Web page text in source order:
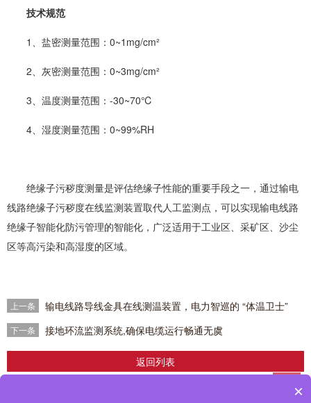
技术规范
1、盐密测量范围：0~1mg/cm²
2、灰密测量范围：0~3mg/cm²
3、温度测量范围：-30~70℃
4、湿度测量范围：0~99%RH
绝缘子污秽度测量是评估绝缘子性能的重要手段之一，通过输电
线路绝缘子污秽度在线监测装置取代人工监测点，可以实现输电线路
绝缘子智能化防污管理的智能化，广泛适用于工业区、采矿区、沙尘
区等高污染和高湿度的区域。
上一条 输电线路导线金具在线测温装置，电力智巡的 “体温卫士”
下一条 接地环流监测系统,确保电缆运行畅通无虞
返回列表
×